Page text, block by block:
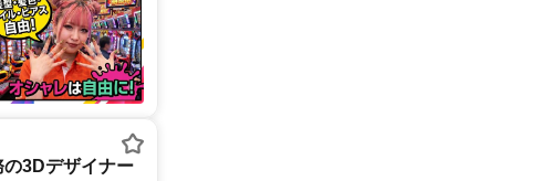
の3Dデザイナー